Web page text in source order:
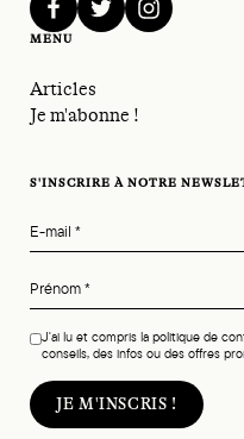
facebooktwitterinstagram
MENU
Articles
Je m'abonne !
S'INSCRIRE À NOTRE
E-mail *
Prénom*
J'ai lu et compris la politique de
conseils, des infos ou des offres